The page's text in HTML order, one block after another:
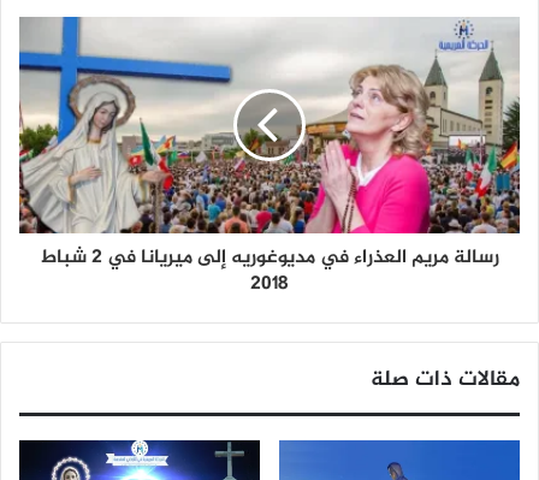
رسالة مريم العذراء في مديوغوريه إلى ميريانا في 2 شباط
2018
مقالات ذات صلة